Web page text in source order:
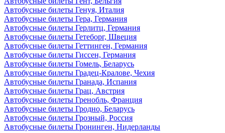
Автобусные билеты Генуя, Италия
Автобусные билеты Гера, Германия
Автобусные билеты Герлитц, Германия
Автобусные билеты Гетеборг, Швеция
Автобусные билеты Геттинген, Германия
Автобусные билеты Гиссен, Германия
Автобусные билеты Гомель, Беларусь
Автобусные билеты Градец-Кралове, Чехия
Автобусные билеты Гранада, Испания
Автобусные билеты Грац, Австрия
Автобусные билеты Гренобль, Франция
Автобусные билеты Гродно, Беларусь
Автобусные билеты Грозный, Россия
Автобусные билеты Гронинген, Нидерланды